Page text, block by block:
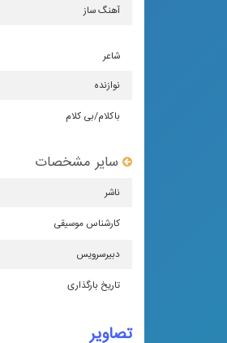
آهنگ ساز
شاعر
نوازنده
باكلام/بی كلام
سایر مشخصات
ناشر
كارشناس موسیقی
دبیرسرویس
تاریخ بارگذاری
تصاویر